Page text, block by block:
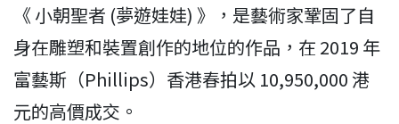
《 小朝聖者 (夢遊娃娃) 》，是藝術家鞏固了自
身在雕塑和裝置創作的地位的作品，在 2019 年
富藝斯（Phillips）香港春拍以 10,950,000 港
元的高價成交。